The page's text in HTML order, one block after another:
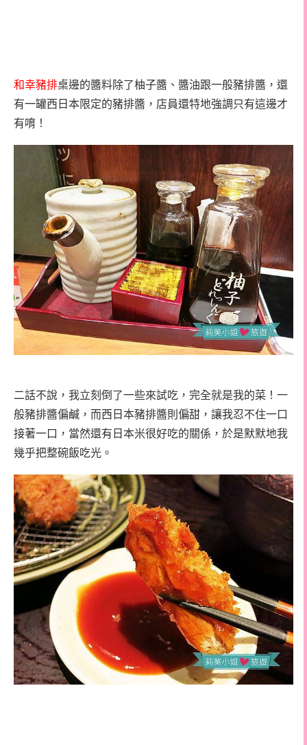
和幸豬排桌邊的醬料除了柚子醬、醬油跟一般豬排醬，還
有一罐西日本限定的豬排醬，店員還特地強調只有這邊才
有唷！
二話不說，我立刻倒了一些來試吃，完全就是我的菜！一
般豬排醬偏鹹，而西日本豬排醬則偏甜，讓我忍不住一口
接著一口，當然還有日本米很好吃的關係，於是默默地我
幾乎把整碗飯吃光。